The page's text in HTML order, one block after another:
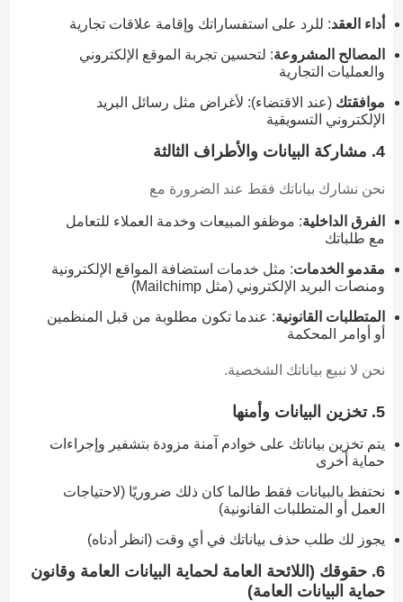
أداء العقد: للرد على استفساراتك وإقامة علاقات تجارية
المصالح المشروعة: لتحسين تجربة الموقع الإلكتروني
والعمليات التجارية
موافقتك (عند الاقتضاء): لأغراض مثل رسائل البريد
الإلكتروني التسويقية
4. مشاركة البيانات والأطراف الثالثة
نحن نشارك بياناتك فقط عند الضرورة مع
الفرق الداخلية: موظفو المبيعات وخدمة العملاء للتعامل
مع طلباتك
مقدمو الخدمات: مثل خدمات استضافة المواقع الإلكترونية
ومنصات البريد الإلكتروني (مثل Mailchimp)
المتطلبات القانونية: عندما تكون مطلوبة من قبل المنظمين
أو أوامر المحكمة
نحن لا نبيع بياناتك الشخصية.
5. تخزين البيانات وأمنها
يتم تخزين بياناتك على خوادم آمنة مزودة بتشفير وإجراءات
حماية أخرى
نحتفظ بالبيانات فقط طالما كان ذلك ضروريًا (لاحتياجات
العمل أو المتطلبات القانونية)
يجوز لك طلب حذف بياناتك في أي وقت (انظر أدناه)
6. حقوقك (اللائحة العامة لحماية البيانات العامة وقانون
حماية البيانات العامة)